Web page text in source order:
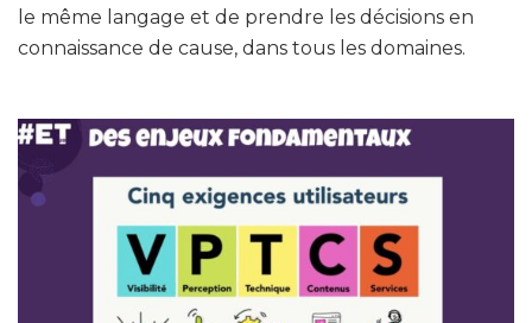
le même langage et de prendre les décisions en
connaissance de cause, dans tous les domaines.